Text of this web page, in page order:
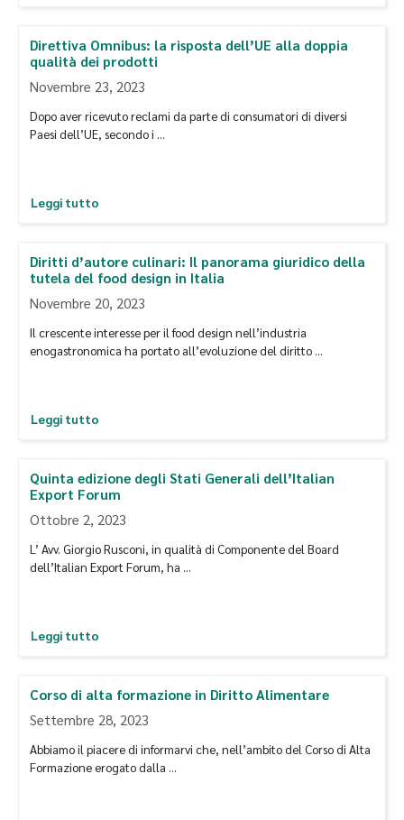
Direttiva Omnibus: la risposta dell’UE alla doppia
qualità dei prodotti
Novembre 23, 2023
Dopo aver ricevuto reclami da parte di consumatori di diversi
Paesi dell’UE, secondo i …
Leggi tutto
Diritti d’autore culinari: Il panorama giuridico della
tutela del food design in Italia
Novembre 20, 2023
Il crescente interesse per il food design nell’industria
enogastronomica ha portato all’evoluzione del diritto …
Leggi tutto
Quinta edizione degli Stati Generali dell’Italian
Export Forum
Ottobre 2, 2023
L’ Avv. Giorgio Rusconi, in qualità di Componente del Board
dell’Italian Export Forum, ha …
Leggi tutto
Corso di alta formazione in Diritto Alimentare
Settembre 28, 2023
Abbiamo il piacere di informarvi che, nell’ambito del Corso di Alta
Formazione erogato dalla …